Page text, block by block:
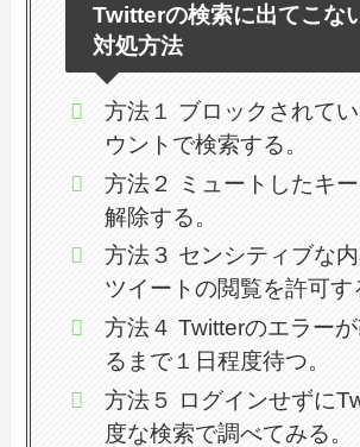
Twitterの検索に出てこな
対処方法
方法１ ブロックされて
ウントで検索する。
方法２ ミュートしたキ
解除する。
方法３ センシティブな
ツイートの閲覧を許可す
方法４ Twitterのエラー
るまで１日程度待つ。
方法５ ログインせずに
度な検索で調べてみる。